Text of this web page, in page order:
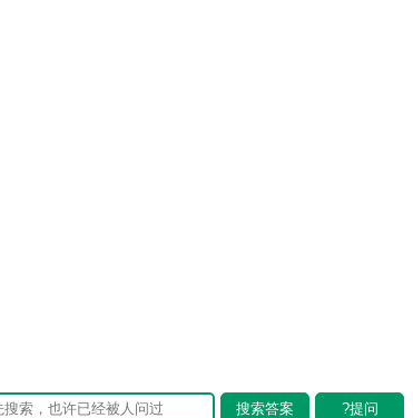
搜索答案 ?提问